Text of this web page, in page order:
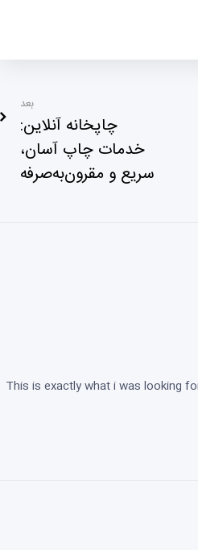
بعد
چاپخانه آنلاین:
خدمات چاپ آسان،
سریع و مقرون‌به‌صرفه
This is exactly what i was looking